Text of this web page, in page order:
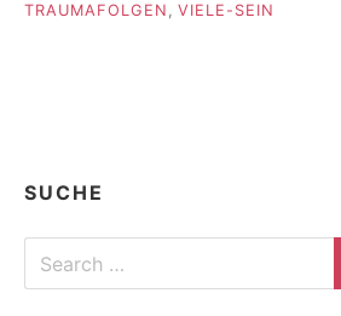
TRAUMAFOLGEN , VIELE-SEIN
SUCHE
Search
for: